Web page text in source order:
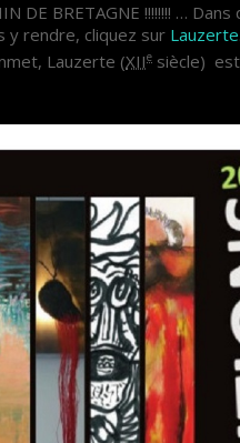
DE BRETAGNE !!!!!!!! …
y rendre, cliquez sur Lauzerte
Lauzerte (XIIe siècle)